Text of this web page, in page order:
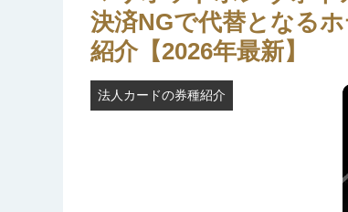
決済NGで代替となる
紹介【2026年最新】
法人カードの券種紹介